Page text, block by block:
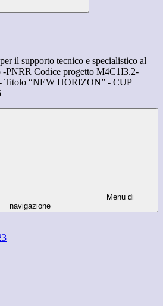
il supporto tecnico e specialistico al
-PNRR Codice progetto M4C1I3.2-
Titolo “NEW HORIZON” - CUP
Menu di
navigazione